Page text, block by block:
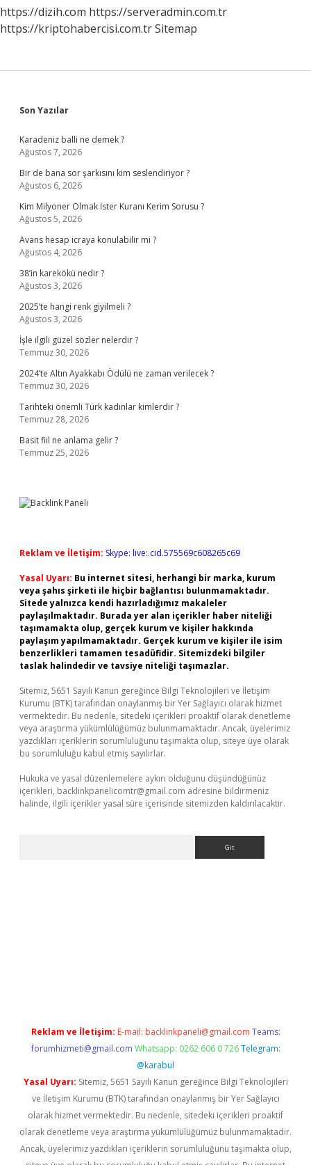
https://dizih.com https://serveradmin.com.tr
https://kriptohabercisi.com.trSitemap
Sidebar
Son Yazılar
Karadeniz balli ne demek ?
Ağustos 7, 2026
Bir de bana sor şarkısını kim seslendiriyor ?
Ağustos 6, 2026
Kim Milyoner Olmak İster Kuranı Kerim Sorusu ?
Ağustos 5, 2026
Avans hesap icraya konulabilir mi ?
Ağustos 4, 2026
38’in karekökü nedir ?
Ağustos 3, 2026
2025’te hangi renk giyilmeli ?
Ağustos 3, 2026
İşle ilgili güzel sözler nelerdir ?
Temmuz 30, 2026
2024’te Altın Ayakkabı Ödülü ne zaman verilecek ?
Temmuz 30, 2026
Tarihteki önemli Türk kadınlar kimlerdir ?
Temmuz 28, 2026
Basit fiil ne anlama gelir ?
Temmuz 25, 2026
Reklam ve İletişim: Skype: live:.cid.575569c608265c69
Yasal Uyarı: Bu internet sitesi, herhangi bir marka, kurum
veya şahıs şirketi ile hiçbir bağlantısı bulunmamaktadır.
Sitede yalnızca kendi hazırladığımız makaleler
paylaşılmaktadır. Burada yer alan içerikler haber niteliği
taşımamakta olup, gerçek kurum ve kişiler hakkında
paylaşım yapılmamaktadır. Gerçek kurum ve kişiler ile isim
benzerlikleri tamamen tesadüfidir. Sitemizdeki bilgiler
taslak halindedir ve tavsiye niteliği taşımazlar.
Sitemiz, 5651 Sayılı Kanun gereğince Bilgi Teknolojileri ve İletişim
Kurumu (BTK) tarafından onaylanmış bir Yer Sağlayıcı olarak hizmet
vermektedir. Bu nedenle, sitedeki içerikleri proaktif olarak denetleme
veya araştırma yükümlülüğümüz bulunmamaktadır. Ancak, üyelerimiz
yazdıkları içeriklerin sorumluluğunu taşımakta olup, siteye üye olarak
bu sorumluluğu kabul etmiş sayılırlar.
Hukuka ve yasal düzenlemelere aykırı olduğunu düşündüğünüz
içerikleri, backlinkpanelicomtr@gmail.com adresine bildirmeniz
halinde, ilgili içerikler yasal süre içerisinde sitemizden kaldırılacaktır.
Reklam ve İletişim: E-mail: backlinkpaneli@gmail.com Teams:
forumhizmeti@gmail.com Whatsapp: 0262 606 0 726 Telegram:
@karabul
Yasal Uyarı: Sitemiz, 5651 Sayılı Kanun gereğince Bilgi Teknolojileri
ve İletişim Kurumu (BTK) tarafından onaylanmış bir Yer Sağlayıcı
olarak hizmet vermektedir. Bu nedenle, sitedeki içerikleri proaktif
olarak denetleme veya araştırma yükümlülüğümüz bulunmamaktadır.
Ancak, üyelerimiz yazdıkları içeriklerin sorumluluğunu taşımakta olup,